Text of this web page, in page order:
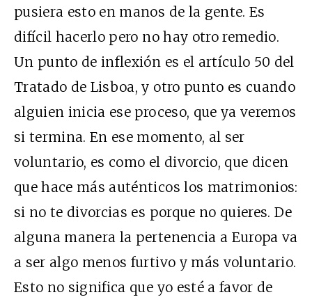
pusiera esto en manos de la gente. Es
difícil hacerlo pero no hay otro remedio.
Un punto de inflexión es el artículo 50 del
Tratado de Lisboa, y otro punto es cuando
alguien inicia ese proceso, que ya veremos
si termina. En ese momento, al ser
voluntario, es como el divorcio, que dicen
que hace más auténticos los matrimonios:
si no te divorcias es porque no quieres. De
alguna manera la pertenencia a Europa va
a ser algo menos furtivo y más voluntario.
Esto no significa que yo esté a favor de